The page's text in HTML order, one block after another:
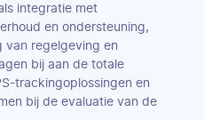
integratie met
en ondersteuning,
van regelgeving en
bij aan de totale
trackingoplossingen en
bij de evaluatie van de